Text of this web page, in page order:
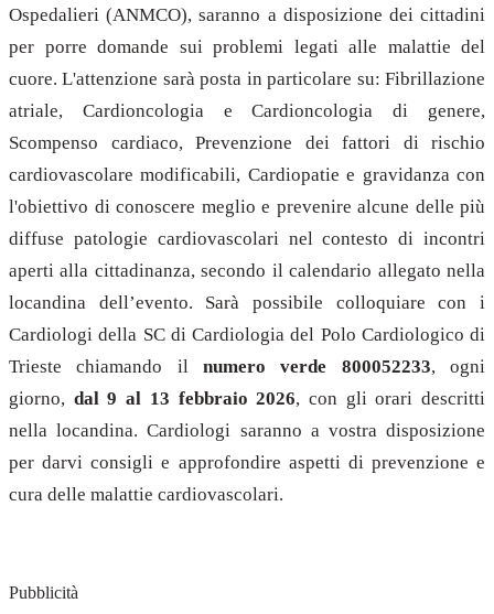
Ospedalieri (ANMCO), saranno a disposizione dei cittadini
per porre domande sui problemi legati alle malattie del
cuore. L'attenzione sarà posta in particolare su: Fibrillazione
atriale, Cardioncologia e Cardioncologia di genere,
Scompenso cardiaco, Prevenzione dei fattori di rischio
cardiovascolare modificabili, Cardiopatie e gravidanza con
l'obiettivo di conoscere meglio e prevenire alcune delle più
diffuse patologie cardiovascolari nel contesto di incontri
aperti alla cittadinanza, secondo il calendario allegato nella
locandina dell’evento. Sarà possibile colloquiare con i
Cardiologi della SC di Cardiologia del Polo Cardiologico di
Trieste chiamando il numero verde 800052233, ogni
giorno, dal 9 al 13 febbraio 2026, con gli orari descritti
nella locandina. Cardiologi saranno a vostra disposizione
per darvi consigli e approfondire aspetti di prevenzione e
cura delle malattie cardiovascolari.
Pubblicità